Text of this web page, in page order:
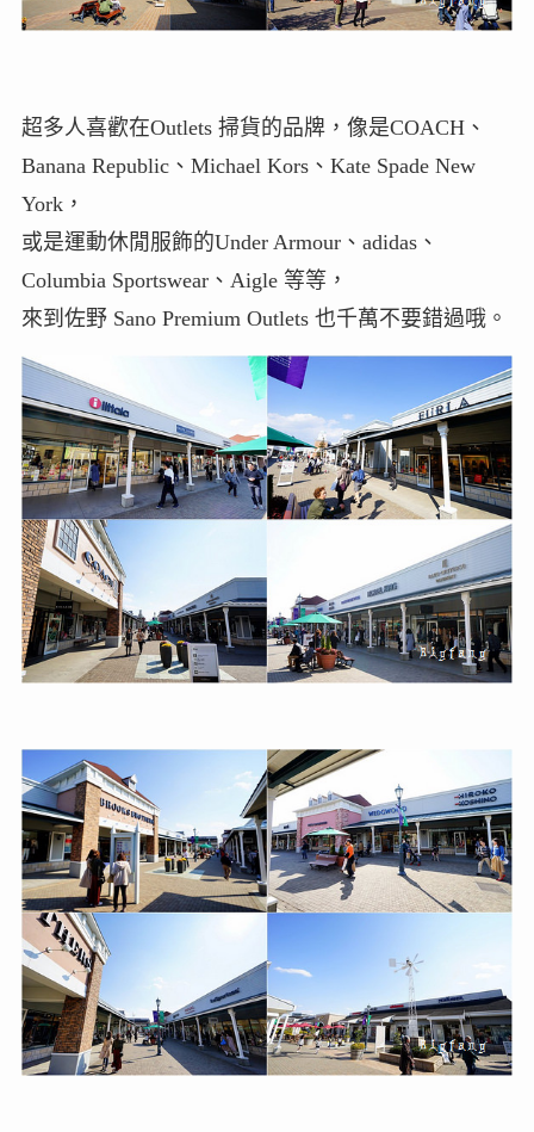
超多人喜歡在Outlets 掃貨的品牌，像是COACH、
Banana Republic、Michael Kors、Kate Spade New
York，
或是運動休閒服飾的Under Armour、adidas、
Columbia Sportswear、Aigle 等等，
來到佐野 Sano Premium Outlets 也千萬不要錯過哦。